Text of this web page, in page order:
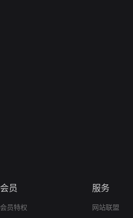
会员
会员特权
服务
网站联盟